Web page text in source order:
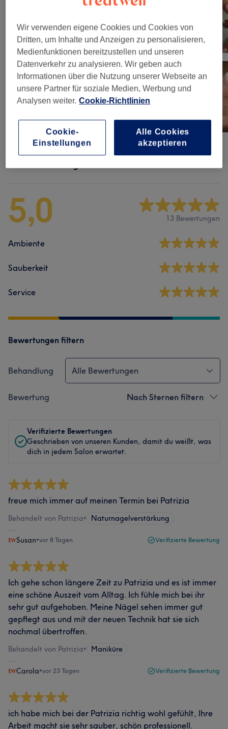
5,0 13 Bewertungen
Ambiente
Sauberkeit
Service
Bewertungen filtern
Behandlung Alle Bewertungen
Bewertung Nach Sternen filtern
Verifizierte Bewertungen
Geschrieben von unseren Kunden, damit du weißt, was
dich in jedem Salon erwartet.
freue mich immer auf meinen Termin bei Patrizia
Behandelt von Patrizia• Naturnagelverstärkung
Susan•vor 8 Tagen Verifizierte Bewertung
Ich gehe schon längere Zeit zu Patrizia und es ist immer
eine schöne Auszeit vom Alltag. Ich fühle mich bei ihr
sehr gut aufgehoben. Meine Nägel sehen immer gut
gepflegt aus und mit der neuen Technik hat sie sich
nochmal übertroffen.
Behandelt von Patrizia• Maniküre
Carola•vor 23 Tagen Verifizierte Bewertung
ich habe mich bei der Patrizia richtig wohl gefühlt, Ihre
Arbeit macht sie sehr sauber, schön professionell.
Wir verwenden eigene Cookies und Cookies von
Dritten, um Inhalte und Anzeigen zu personalisieren,
Medienfunktionen bereitzustellen und unseren
Datenverkehr zu analysieren. Wir geben auch
Informationen über die Nutzung unserer Webseite an
unsere Partner für soziale Medien, Werbung und
Analysen weiter. Cookie-Richtlinien
Cookie-
Einstellungen
Alle Cookies
akzeptieren